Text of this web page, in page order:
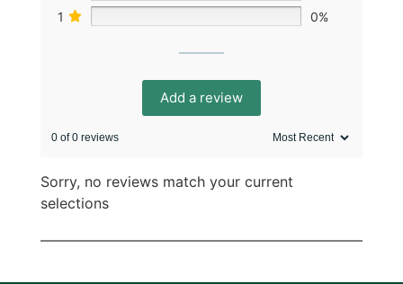
1
0%
Add a review
0 of 0 reviews
Sorry, no reviews match your current
selections